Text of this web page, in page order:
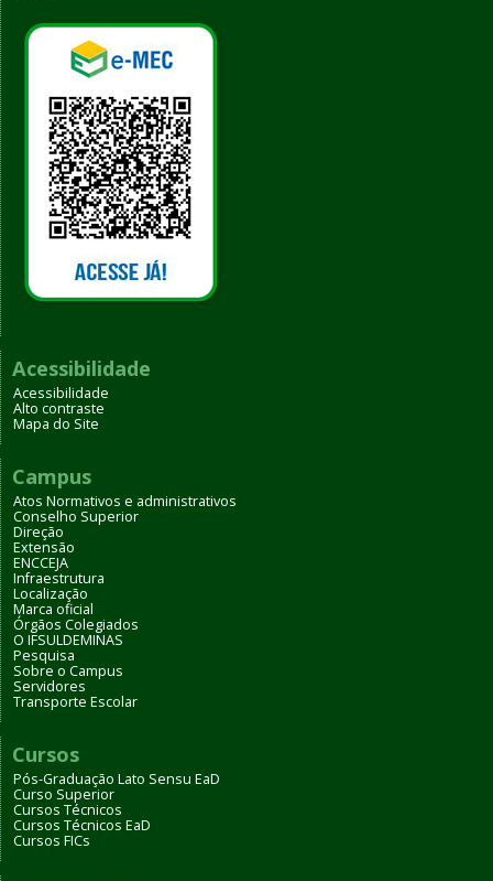
Acessibilidade
Acessibilidade
Alto contraste
Mapa do Site
Campus
Atos Normativos e administrativos
Conselho Superior
Direção
Extensão
ENCCEJA
Infraestrutura
Localização
Marca oficial
Órgãos Colegiados
O IFSULDEMINAS
Pesquisa
Sobre o Campus
Servidores
Transporte Escolar
Cursos
Pós-Graduação Lato Sensu EaD
Curso Superior
Cursos Técnicos
Cursos Técnicos EaD
Cursos FICs